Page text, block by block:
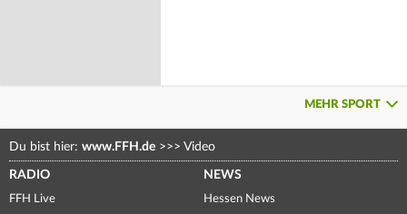
MEHR SPORT
Du bist hier: www.FFH.de >>> Video
RADIO
FFH Live
NEWS
Hessen News